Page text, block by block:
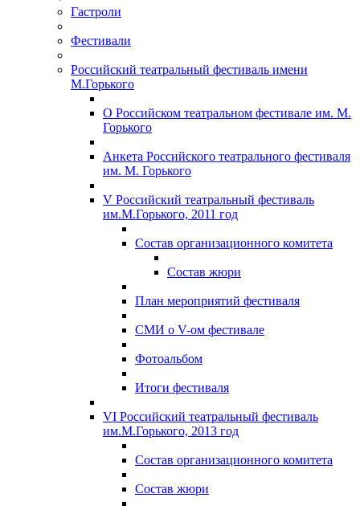
Гастроли
Фестивали
Российский театральный фестиваль имени
М.Горького
О Российском театральном фестивале им. М.
Горького
Анкета Российского театрального фестиваля
им. М. Горького
V Российский театральный фестиваль
им.М.Горького, 2011 год
Состав организационного комитета
Состав жюри
План мероприятий фестиваля
СМИ о V-ом фестивале
Фотоальбом
Итоги фестиваля
VI Российский театральный фестиваль
им.М.Горького, 2013 год
Состав организационного комитета
Состав жюри